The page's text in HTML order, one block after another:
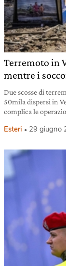
Terremoto in
mentre i
Due scosse di
50mila dispersi in
complica le
Esteri 29 giugno